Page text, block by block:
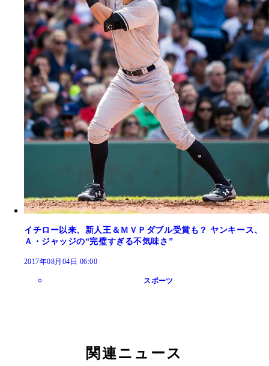
イチロー以来、新人王＆ＭＶＰダブル受賞も？ ヤンキース、
Ａ・ジャッジの“完璧すぎる不気味さ”
2017年08月04日 06:00
スポーツ
関連ニュース